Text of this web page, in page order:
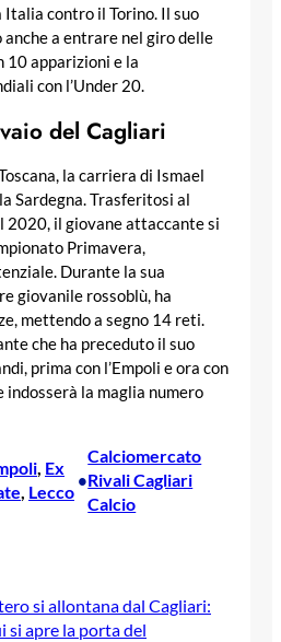
Italia contro il Torino. Il suo
a entrare nel giro delle
10 apparizioni e la
con l’Under 20.
del Cagliari
la carriera di Ismael
Sardegna. Trasferitosi al
2020, il giovane attaccante si
Primavera,
Durante la sua
giovanile rossoblù, ha
mettendo a segno 14 reti.
che ha preceduto il suo
prima con l’Empoli e ora con
indosserà la maglia numero
, Ex
, Lecco
•
Calciomercato
Rivali Cagliari
Calcio
si allontana dal Cagliari:
si apre la porta del